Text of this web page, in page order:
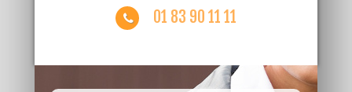
01 83 90 11 11